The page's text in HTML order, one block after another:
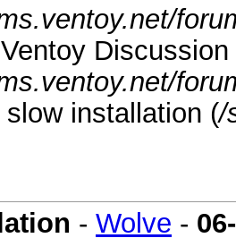
slow installation (/
- Wolve -